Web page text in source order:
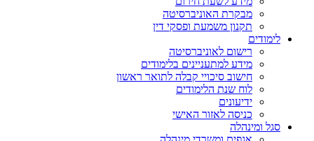
מבקרת האוניברסיטה
תקנון משמעת ופסקי דין
לימודים
רישום לאוניברסיטה
מידע למתעניינים בלימודים
חישוב סיכויי קבלה לתואר ראשון
לוח שנת הלימודים
ידיעונים
כניסה לאזור האישי
סגל ומינהלה